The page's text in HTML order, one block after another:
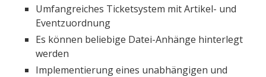
Umfangreiches Ticketsystem mit Artikel- und
Eventzuordnung
Es können beliebige Datei-Anhänge hinterlegt
werden
Implementierung eines unabhängigen und